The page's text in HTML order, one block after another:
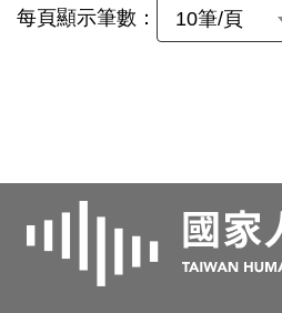
每頁顯示筆數： 10筆/頁